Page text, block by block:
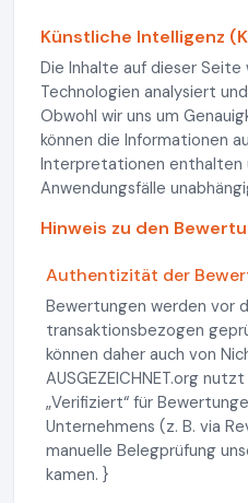
Künstliche Intelligenz
Die Inhalte auf dieser
Technologien analysiert
Obwohl wir uns um
können die Informationen
Interpretationen enthalten
Anwendungsfälle
Hinweis zu den
Authentizität der
Bewertungen werden vor
transaktionsbezogen
können daher auch von
AUSGEZEICHNET.org
„Verifiziert“ für
Unternehmens (z. B. via
manuelle Belegprüfung
kamen. }